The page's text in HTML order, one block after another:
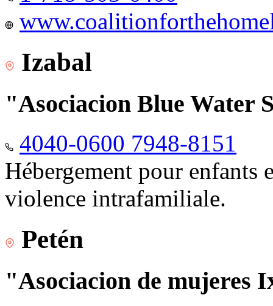
Izabal
"Asociacion Blue Water
4040-0600 7948-8151
Hébergement pour enfants
violence intrafamiliale.
Petén
"Asociacion de mujeres